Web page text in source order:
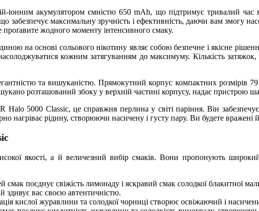
акумулятором ємністю 650 mAh, що підтримує тривалий час
забезпечує максимальну зручність і ефективність, даючи вам змогу
жодного моменту інтенсивного смаку.
на основі сольового нікотину являє собою безпечне і якісне
кожним затягуванням до максимуму. Кількість затяжок,
та вишуканістю. Прямокутний корпус компактних розмірів
розташований збоку у верхній частині корпусу, надає пристрою
5000 Classic, це справжня перлина у світі паріння. Він
нагріває рідину, створюючи насичену і густу пару. Ви будете
якості, а й величезний вибір смаків. Вони пропонують
смак поєднує свіжість лимонаду і яскравий смак солодкої блакитної
здивує вас своєю автентичністю.
кислої журавлини та солодкої чорниці створює освіжаючий і